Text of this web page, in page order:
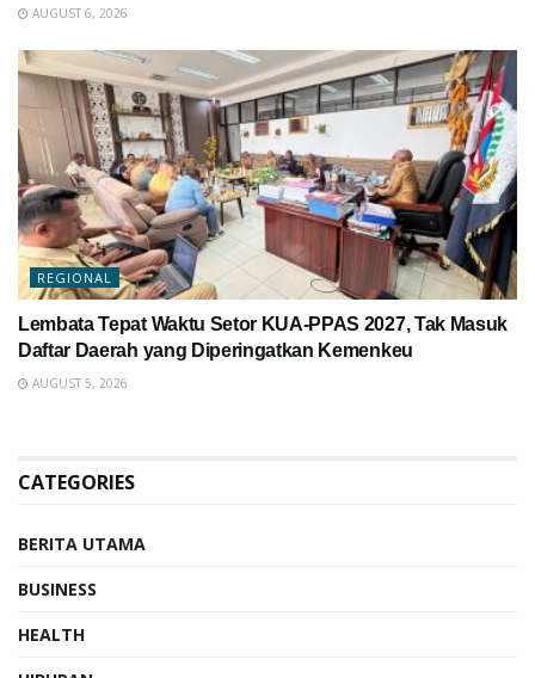
AUGUST 6, 2026
REGIONAL
Lembata Tepat Waktu Setor KUA-PPAS 2027, Tak Masuk
Daftar Daerah yang Diperingatkan Kemenkeu
AUGUST 5, 2026
CATEGORIES
BERITA UTAMA
BUSINESS
HEALTH